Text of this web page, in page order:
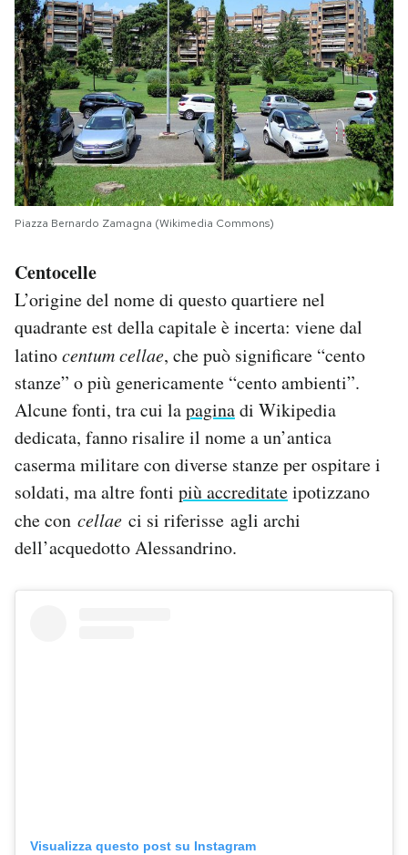
Piazza Bernardo Zamagna (Wikimedia Commons)
Centocelle
L’origine del nome di questo quartiere nel
quadrante est della capitale è incerta: viene dal
latinocentum cellae, che può significare “cento
stanze” o più genericamente “cento ambienti”.
Alcune fonti, tra cui lapaginadi Wikipedia
dedicata, fanno risalire il nome a un’antica
caserma militare con diverse stanze per ospitare i
soldati, ma altre fonti più accreditateipotizzano
che con cellae ci si riferisse agli archi
dell’acquedotto Alessandrino.
Visualizza questo post su Instagram